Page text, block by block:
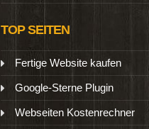
TOP SEITEN
Fertige Website kaufen
Google-Sterne Plugin
Webseiten Kostenrechner